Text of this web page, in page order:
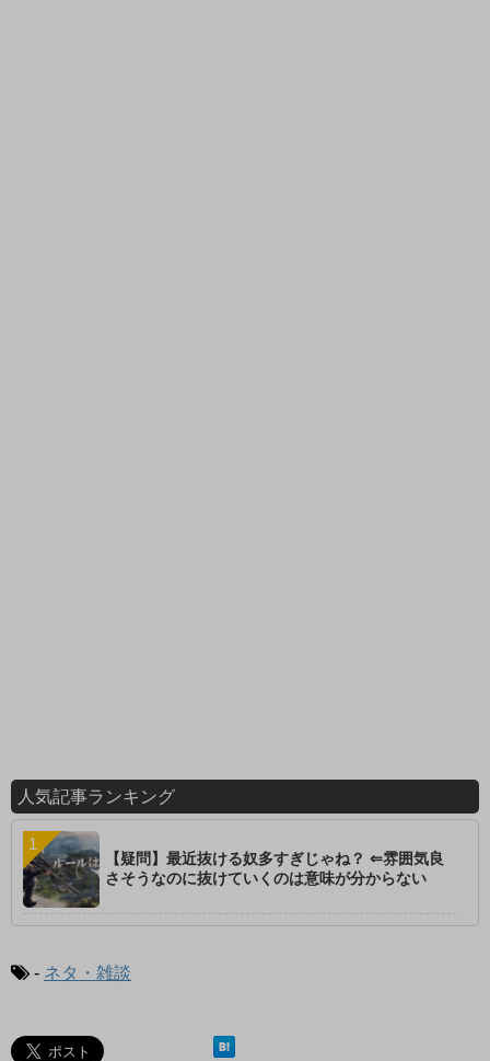
人気記事ランキング
【疑問】最近抜ける奴多すぎじゃね？ ⇐雰囲気良
さそうなのに抜けていくのは意味が分からない
- ネタ・雑談